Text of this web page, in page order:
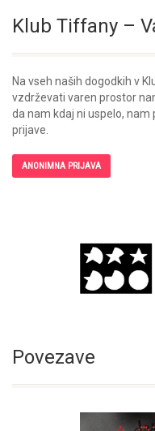
Klub Tiffany –
Na vseh naših dogodkih v
vzdrževati varen prostor
da nam kdaj ni uspelo,
prijave.
ANONIMNA PRIJAVA
Povezave